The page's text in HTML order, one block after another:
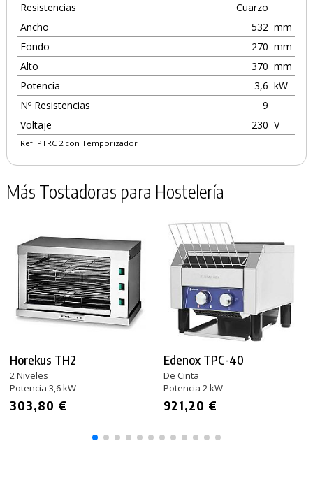
Resistencias
Cuarzo
Ancho
532 mm
Fondo
270 mm
Alto
370 mm
Potencia
3,6 kW
Nº Resistencias
9
Voltaje
230 V
Ref. PTRC 2 con Temporizador
Más Tostadoras para Hostelería
Horekus TH2
2 Niveles
Potencia 3,6 kW
303,80 €
Edenox TPC-40
De Cinta
Potencia 2 kW
921,20 €